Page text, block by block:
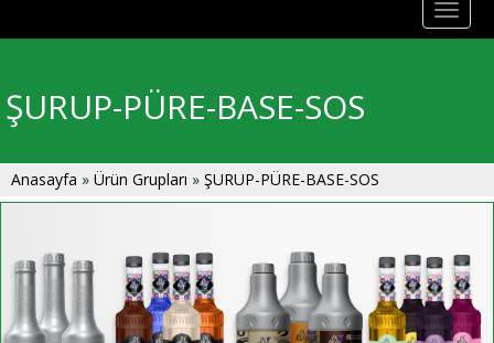
Toggle
ŞURUP-PÜRE-BASE-SOS
Anasayfa » Ürün Grupları » ŞURUP-PÜRE-BASE-SOS